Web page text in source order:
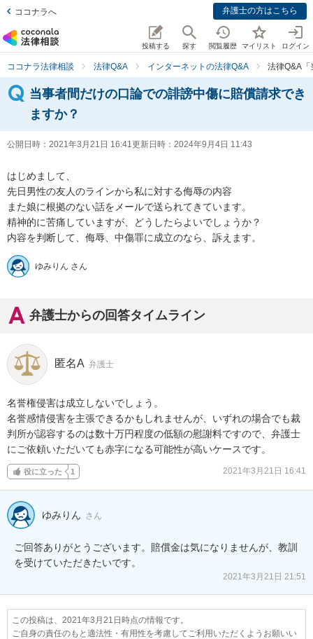
ココナラへ 弁護士の方はこちら
投稿する 探す 閲覧履歴 マイリスト ログイン
ココナラ法律相談 法律Q&A インターネットの法律Q&A 法律Q&A
当事者間だけの口論での誹謗中傷に賠償請求でき
ますか？
公開日時： 2021年3月21日 16:41更新日時： 2024年9月4日 11:43
はじめまして、
先日男性の友人のラインから私に対する侮辱の内容
また娘に根拠のない話をメールで送られてきています。
精神的に苦痛していますが、どうしたらよいでしょうか？
内容を判断して、侮辱、中傷罪に成立のなら、訴えます。
ゆみりん さん
弁護士からの回答タイムライン
匿名A 弁護士
名誉権侵害は成立しないでしょう。
名誉感情侵害を主張できるかもしれませんが、いずれの場合でも裁
判所が認容するのは数十万円程度の低額の慰謝料ですので、弁護士
にご依頼いただいても赤字になる可能性が高いケースです。
役に立った 1 2021年3月21日 16:41
ゆみりん さん
ご回答ありがとうございます。賠償金は気になりませんが、教訓
を受けていただきたいです。
2021年3月21日 21:51
この投稿は、2021年3月21日時点の情報です。
ご自身の責任のもと適法性・有用性を考慮してご利用いただくようお願いい